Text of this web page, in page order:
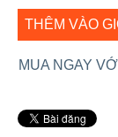
THÊM VÀO
MUA NGAY